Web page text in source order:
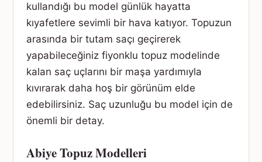
kullandığı bu model günlük hayatta
kıyafetlere sevimli bir hava katıyor. Topuzun
arasında bir tutam saçı geçirerek
yapabileceğiniz fiyonklu topuz modelinde
kalan saç uçlarını bir maşa yardımıyla
kıvırarak daha hoş bir görünüm elde
edebilirsiniz. Saç uzunluğu bu model için de
önemli bir detay.
Abiye Topuz Modelleri